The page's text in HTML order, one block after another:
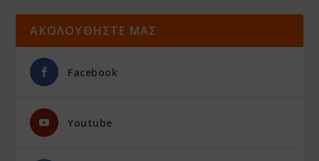
ΑΚΟΛΟΥΘΗΣΤΕ ΜΑΣ
Facebook
Youtube